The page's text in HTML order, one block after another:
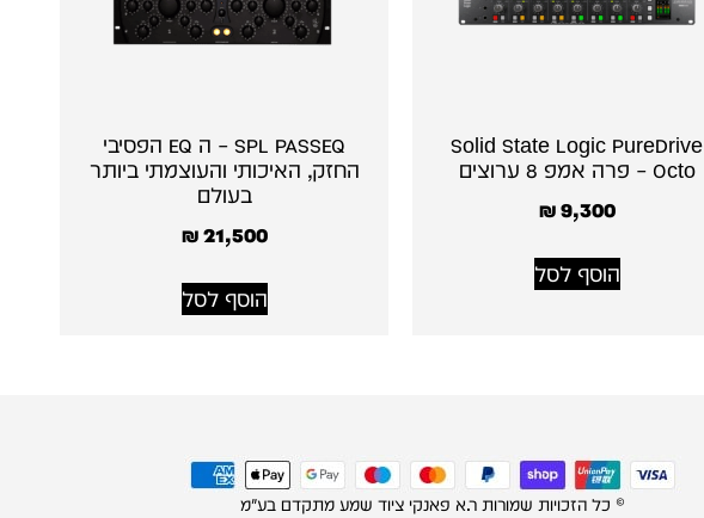
Solid State Logic PureDrive
Octo – פרה אמפ 8 ערוצים
₪9,300
הוסף לסל
SPL PASSEQ – ה EQ הפסיבי
החזק, האיכותי והעוצמתי ביותר
בעולם
₪21,500
הוסף לסל
© כל הזכויות שמורות ר.א פאנקי ציוד שמע מתקדם בע"מ